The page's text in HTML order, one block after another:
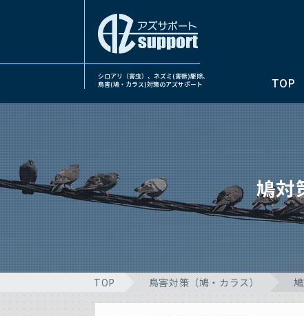
シロアリ（害虫）、ネズミ(害獣)駆除、
鳥害(鳩・カラス)対策のアズサポート
TOP
鳩対
TOP 鳥害対策（鳩・カラス）